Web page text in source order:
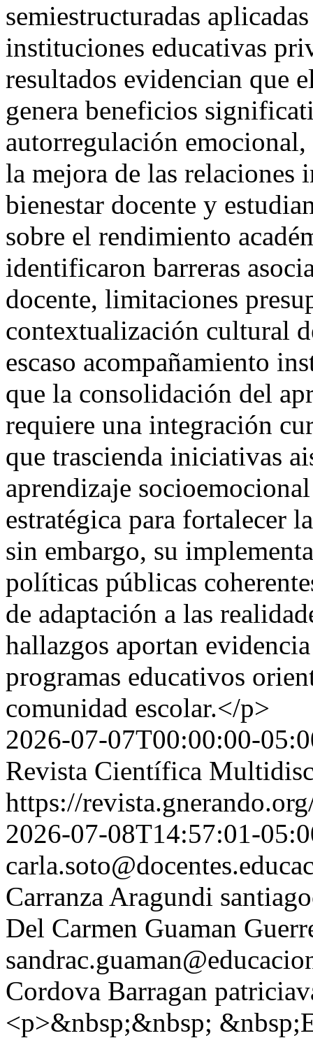
semiestructuradas
instituciones educativas
resultados evidencian que
genera beneficios
autorregulación
la mejora de las relaciones
bienestar docente y
sobre el rendimiento
identificaron barreras
docente, limitaciones
contextualización cultural
escaso acompañamiento
que la consolidación del
requiere una integración
que trascienda iniciativas
aprendizaje
estratégica para fortalecer
sin embargo, su
políticas públicas
de adaptación a las
hallazgos aportan
programas educativos
comunidad escolar.</p>
2026-07-07T00:00:00-
Revista Científica
https://
2026-07-08T14:57:01-
Carranza Aragundi
Del Carmen Guaman
Cordova Barragan
<p>&nbsp;&nbsp;